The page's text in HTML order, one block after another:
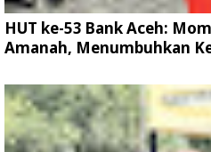
HUT ke-53 Bank Aceh:
Amanah, Menumbuhkan